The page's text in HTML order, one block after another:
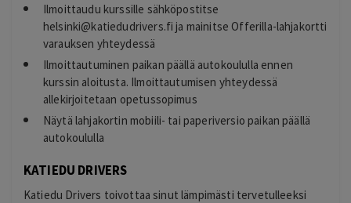
Ilmoittaudu kurssille sähköpostitse
helsinki@katiedudrivers.fi ja mainitse Offerilla-lahjakortti
varauksen yhteydessä
Ilmoittautuminen paikan päällä autokoululla ennen
kurssin aloitusta. Ilmoittautumisen yhteydessä
allekirjoitetaan opetussopimus
Näytä lahjakortin mobiili- tai paperiversio paikan päällä
autokoululla
KATIEDU DRIVERS
Katiedu Drivers toivottaa sinut lämpimästi tervetulleeksi